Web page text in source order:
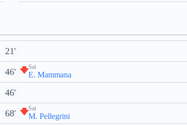
21'
46' Sai
E. Mammana
46'
68' Sai
M. Pellegrini